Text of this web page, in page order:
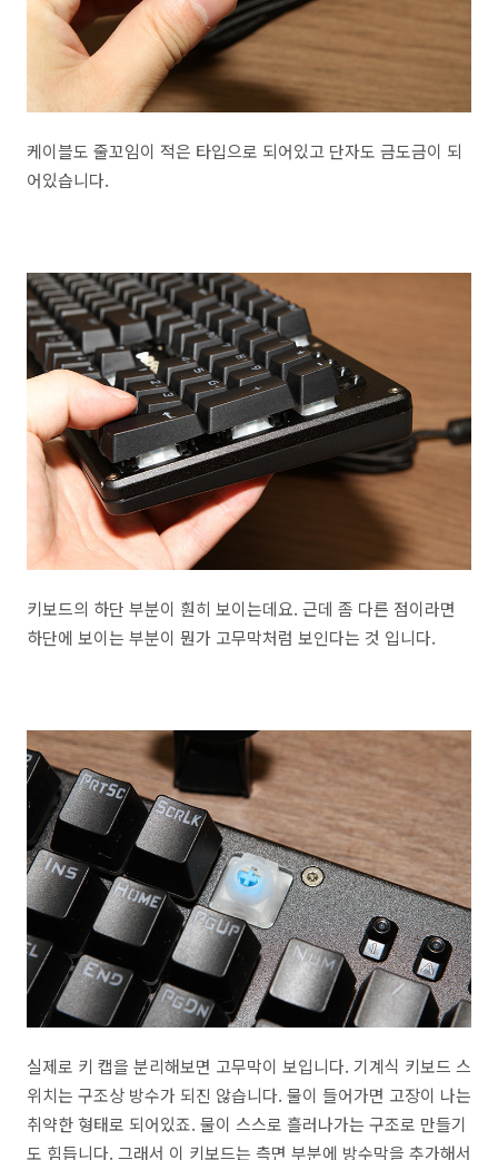
케이블도 줄꼬임이 적은 타입으로 되어있고 단자도 금도금이 되
어있습니다.
키보드의 하단 부분이 훤히 보이는데요. 근데 좀 다른 점이라면
하단에 보이는 부분이 뭔가 고무막처럼 보인다는 것 입니다.
실제로 키 캡을 분리해보면 고무막이 보입니다. 기계식 키보드 스
위치는 구조상 방수가 되진 않습니다. 물이 들어가면 고장이 나는
취약한 형태로 되어있죠. 물이 스스로 흘러나가는 구조로 만들기
도 힘듭니다. 그래서 이 키보드는 측면 부분에 방수막을 추가해서